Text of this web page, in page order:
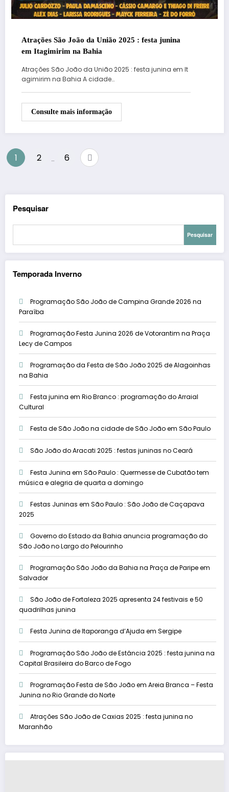
Atrações São João da União 2025 : festa junina
em Itagimirim na Bahia
Atrações São João da União 2025 : festa junina em It
agimirim na Bahia A cidade…
Consulte mais informação
Paginação
1 2 6
Pesquisar
Pesquisar
Temporada Inverno
Programação São João de Campina Grande 2026 na
Paraíba
Programação Festa Junina 2026 de Votorantim na Praça
Lecy de Campos
Programação da Festa de São João 2025 de Alagoinhas
na Bahia
Festa junina em Rio Branco : programação do Arraial
Cultural
Festa de São João na cidade de São João em São Paulo
São João do Aracati 2025 : festas juninas no Ceará
Festa Junina em São Paulo : Quermesse de Cubatão tem
música e alegria de quarta a domingo
Festas Juninas em São Paulo : São João de Caçapava
2025
Governo do Estado da Bahia anuncia programação do
São João no Largo do Pelourinho
Programação São João da Bahia na Praça de Paripe em
Salvador
São João de Fortaleza 2025 apresenta 24 festivais e 50
quadrilhas junina
Festa Junina de Itaporanga d’Ajuda em Sergipe
Programação São João de Estância 2025 : festa junina na
Capital Brasileira do Barco de Fogo
Programação Festa de São João em Areia Branca – Festa
Junina no Rio Grande do Norte
Atrações São João de Caxias 2025 : festa junina no
Maranhão